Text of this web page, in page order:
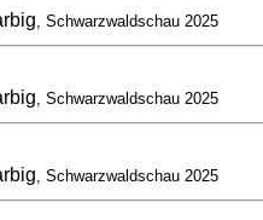
, Schwarzwaldschau 2025
, Schwarzwaldschau 2025
, Schwarzwaldschau 2025